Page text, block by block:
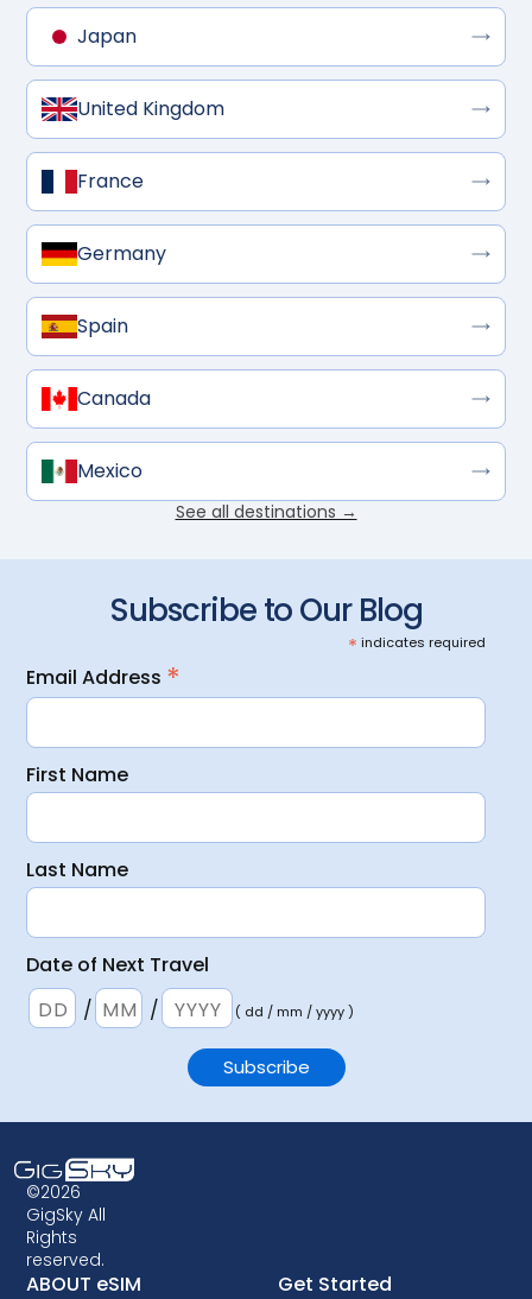
Japan
United Kingdom
France
Germany
Spain
Canada
Mexico
See all destinations →
Subscribe to Our Blog
* indicates required
Email Address *
First Name
Last Name
Date of Next Travel
/
/ ( dd / mm / yyyy )
©2026
GigSky All
Rights
reserved.
ABOUT eSIM Get Started